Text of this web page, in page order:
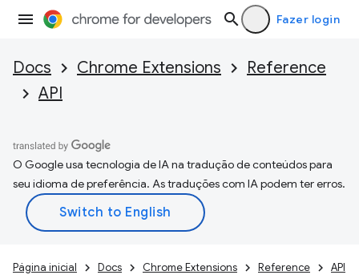
Fazer login
Docs Chrome Extensions
Reference
API
O Google usa tecnologia de IA na tradução de conteúdos para
seu idioma de preferência. As traduções com IA podem ter erros.
Página inicial Docs Chrome Extensions Reference API